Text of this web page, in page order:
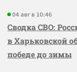
04 авг в 10:46
Сводка СВО:
в Харьковской
победе до зимы